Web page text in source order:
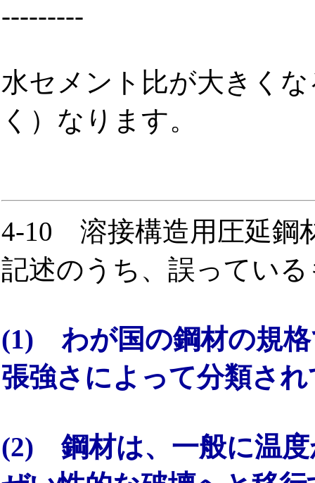
---------
水セメント比が大きく
く）なります。
4-10 溶接構造用圧延鋼
記述のうち、誤ってい
(1) わが国の鋼材の規格
張強さによって分類さ
(2) 鋼材は、一般に温度